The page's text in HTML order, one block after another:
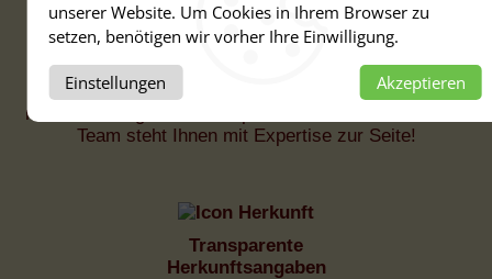
unserer Website. Um Cookies in Ihrem Browser zu
setzen, benötigen wir vorher Ihre Einwilligung.
Einstellungen Akzeptieren
Fachkundige
Fast 100 Jahre Erfahrung machen uns zum Experten
rund um Honig und Bienenprodukte. Unser erfahrenes
Team steht Ihnen mit Expertise zur Seite!
Transparente
Herkunftsangaben